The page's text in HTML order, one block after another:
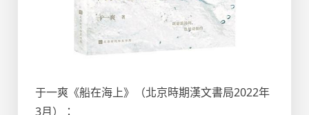
于一爽《船在海上》（北京時期漢文書局2022年
3月）：